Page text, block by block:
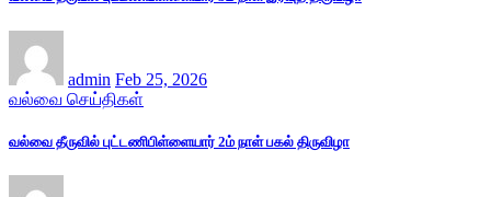
admin Feb 25, 2026
வல்வை செய்திகள்
வல்வை தீருவில் புட்டணிபிள்ளையார் 2ம் நாள் பகல் திருவிழா